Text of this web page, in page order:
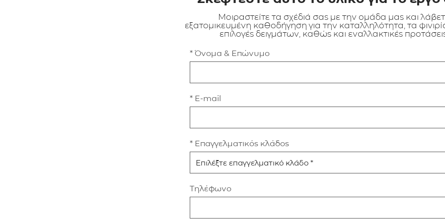
Μοιραστείτε τα σχέδιά σας με την ομάδα μας και
εξατομικευμένη καθοδήγηση για την καταλληλότητα, τα
επιλογές δειγμάτων, καθώς και εναλλακτικές
* Όνομα & Επώνυμο
* E-mail
* Επαγγελματικός κλάδος
Τηλέφωνο